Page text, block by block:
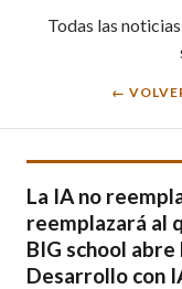
Todas las
←
La IA no
reemplazará al
BIG school abre
Desarrollo con